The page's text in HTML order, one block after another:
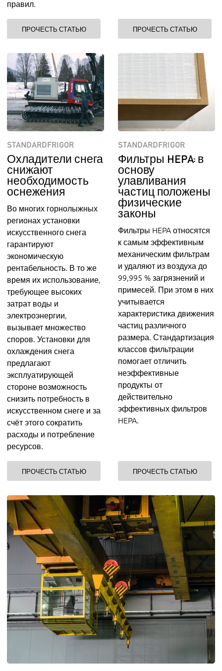
правил.
ПРОЧЕСТЬ СТАТЬЮ ПРОЧЕСТЬ СТАТЬЮ
STANDARDFRIGOR
Охладители снега
снижают
необходимость
оснежения
Во многих горнолыжных
регионах установки
искусственного снега
гарантируют
экономическую
рентабельность. В то же
время их использование,
требующее высоких
затрат воды и
электроэнергии,
вызывает множество
споров. Установки для
охлаждения снега
предлагают
эксплуатирующей
стороне возможность
снизить потребность в
искусственном снеге и за
счёт этого сократить
расходы и потребление
ресурсов.
ПРОЧЕСТЬ СТАТЬЮ
STANDARDFRIGOR
Фильтры HEPA: в
основу
улавливания
частиц положены
физические
законы
Фильтры HEPA относятся
к самым эффективным
механическим фильтрам
и удаляют из воздуха до
99,995 % загрязнений и
примесей. При этом в них
учитывается
характеристика движения
частиц различного
размера. Стандартизация
классов фильтрации
помогает отличить
неэффективные
продукты от
действительно
эффективных фильтров
HEPA.
ПРОЧЕСТЬ СТАТЬЮ